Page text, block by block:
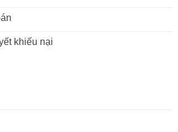
khiếu nại